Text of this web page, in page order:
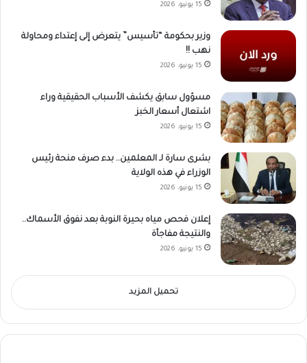
15 يونيو، 2026
وزير بحكومة “تأسيس” يتعرض إلى إعتداء ومحاولة
نهب !!
15 يونيو، 2026
مسؤول سابق يكشف الأسباب الحقيقية وراء
اشتعال أسعار الخبز
15 يونيو، 2026
بشرى سارة لـ المعلمين.. بدء صرف منحة رئيس
الوزراء في هذه الولاية
15 يونيو، 2026
إعلان فحص مياه بحيرة النوبة بعد نفوق الأسماك..
والنتيجة مفاجأة
15 يونيو، 2026
تحميل المزيد